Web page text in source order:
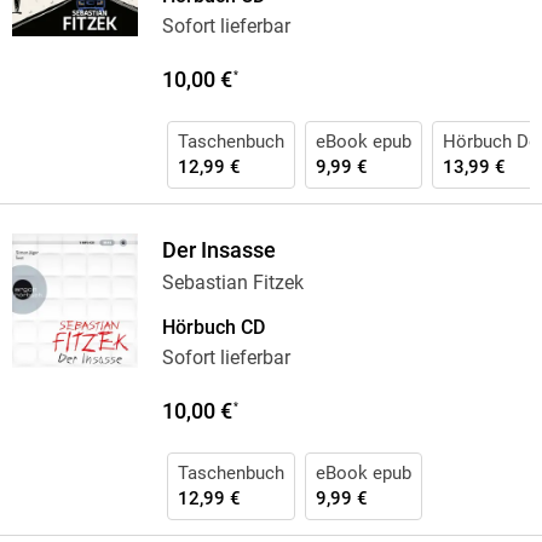
Sofort lieferbar
10,00 €*
Taschenbuch
12,99 €
eBook epub
9,99 €
Hörbuch
13,99 €
Der Insasse
Sebastian Fitzek
Hörbuch CD
Sofort lieferbar
10,00 €*
Taschenbuch
12,99 €
eBook epub
9,99 €